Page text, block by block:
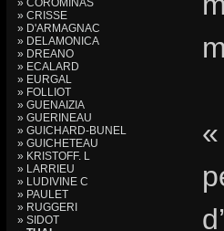
» COROMINAS
» CRISSE
» D'ARMAGNAC
» DELAMONICA
» DREANO
» ECALARD
» EURGAL
» FOLLIOT
» GUENAIZIA
» GUERINEAU
» GUICHARD-BUNEL
» GUICHETEAU
» KRISTOFF. L
» LARRIEU
» LUDIVINE C
» PAULET
» RUGGERI
» SIDOT